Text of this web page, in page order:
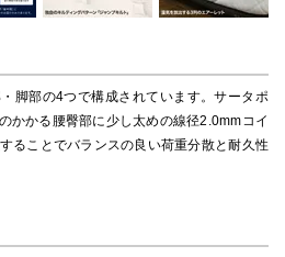
脚部の4つで構成されています。サータポ
かかる腰臀部に少し太めの線径2.0mmコイ
ることでバランスの良い荷重分散と耐久性